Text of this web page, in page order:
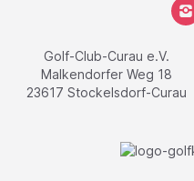
Golf-Club-Curau e.V.
Malkendorfer Weg 18
23617 Stockelsdorf-Curau